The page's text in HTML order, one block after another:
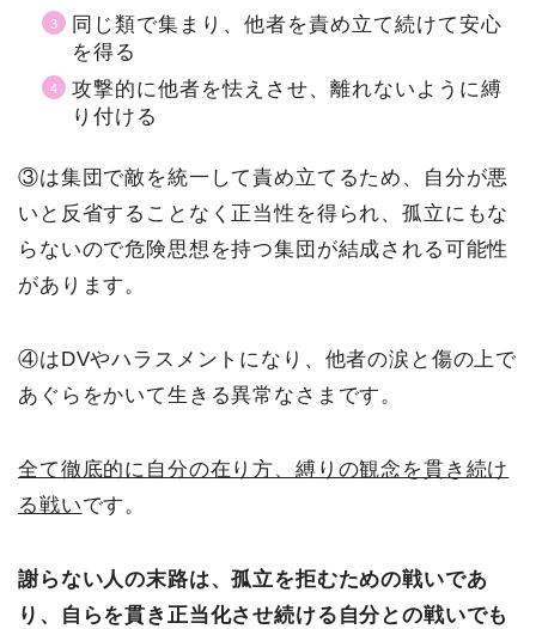
同じ類で集まり、他者を責め立て続けて安心
を得る
攻撃的に他者を怯えさせ、離れないように縛
り付ける
③は集団で敵を統一して責め立てるため、自分が悪
いと反省することなく正当性を得られ、孤立にもな
らないので危険思想を持つ集団が結成される可能性
があります。
④はDVやハラスメントになり、他者の涙と傷の上で
あぐらをかいて生きる異常なさまです。
全て徹底的に自分の在り方、縛りの観念を貫き続け
る戦いです。
謝らない人の末路は、孤立を拒むための戦いであ
り、自らを貫き正当化させ続ける自分との戦いでも